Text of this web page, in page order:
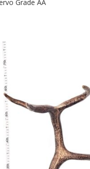
Grade AA